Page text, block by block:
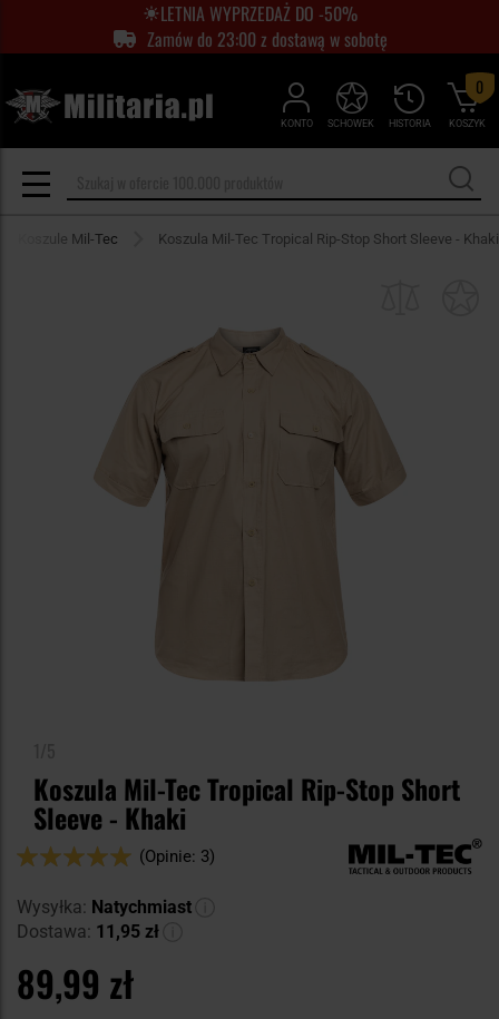
LETNIA WYPRZEDAŻ DO -50%
Zamów do 23:00 z dostawą w sobotę
KONTO HISTORIA
SCHOWEK KOSZYK
0
Koszule Mil-Tec Koszula Mil-Tec Tropical Rip-Stop Short Sleeve - Khaki
Koszula Mil-Tec Tropical Rip-Stop Short
Sleeve - Khaki
Ocena:
(Opinie: 3)
Wysyłka: Natychmiast
Dostawa: 11,95 zł
89,99 zł